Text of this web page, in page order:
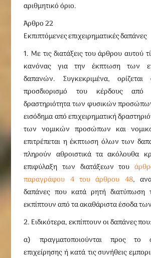
αριθμητικό όριο.
Άρθρο 22
Εκπιπτόμενες επιχειρηματικές δαπάνες
1. Με τις διατάξεις του άρθρου αυτού
κανόνας για την έκπτωση των
δαπανών. Συγκεκριμένα,
προσδιορισμό του κέρδους από
δραστηριότητα των φυσικών
εισόδημα από επιχειρηματική
των νομικών προσώπων και
επιτρέπεται η έκπτωση όλων των
πληρούν αθροιστικά τα ακόλουθα
επιφύλαξη των διατάξεων του
παραγράφου 4 του άρθρου 48,
δαπάνες που κατά ρητή διατύπωση
εκπίπτουν από τα ακαθάριστα έσοδα
2. Ειδικότερα, εκπίπτουν οι δαπάνες που:
α) πραγματοποιούνται προς το
επιχείρησης ή κατά τις συνήθεις